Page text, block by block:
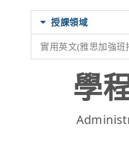
授課領域
實用英文(雅思加強班
學